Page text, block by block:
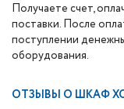
Получаете счет,
поставки. После
поступлении
оборудования.
ОТЗЫВЫ О ШКАФ